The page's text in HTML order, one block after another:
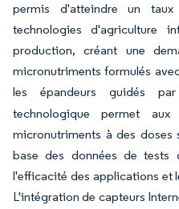
permis d'atteindre un
technologies d'agriculture
production, créant une
micronutriments formulés
les épandeurs guidés
technologique permet aux
micronutriments à des doses
base des données de tests
l'efficacité des applications et
L'intégration de capteurs